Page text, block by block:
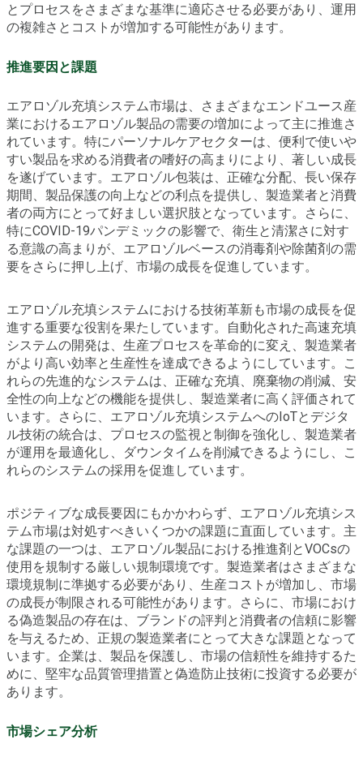
とプロセスをさまざまな基準に適応させる必要があり、運用
の複雑さとコストが増加する可能性があります。
推進要因と課題
エアロゾル充填システム市場は、さまざまなエンドユース産
業におけるエアロゾル製品の需要の増加によって主に推進さ
れています。特にパーソナルケアセクターは、便利で使いや
すい製品を求める消費者の嗜好の高まりにより、著しい成長
を遂げています。エアロゾル包装は、正確な分配、長い保存
期間、製品保護の向上などの利点を提供し、製造業者と消費
者の両方にとって好ましい選択肢となっています。さらに、
特にCOVID-19パンデミックの影響で、衛生と清潔さに対す
る意識の高まりが、エアロゾルベースの消毒剤や除菌剤の需
要をさらに押し上げ、市場の成長を促進しています。
エアロゾル充填システムにおける技術革新も市場の成長を促
進する重要な役割を果たしています。自動化された高速充填
システムの開発は、生産プロセスを革命的に変え、製造業者
がより高い効率と生産性を達成できるようにしています。こ
れらの先進的なシステムは、正確な充填、廃棄物の削減、安
全性の向上などの機能を提供し、製造業者に高く評価されて
います。さらに、エアロゾル充填システムへのIoTとデジタ
ル技術の統合は、プロセスの監視と制御を強化し、製造業者
が運用を最適化し、ダウンタイムを削減できるようにし、こ
れらのシステムの採用を促進しています。
ポジティブな成長要因にもかかわらず、エアロゾル充填シス
テム市場は対処すべきいくつかの課題に直面しています。主
な課題の一つは、エアロゾル製品における推進剤とVOCsの
使用を規制する厳しい規制環境です。製造業者はさまざまな
環境規制に準拠する必要があり、生産コストが増加し、市場
の成長が制限される可能性があります。さらに、市場におけ
る偽造製品の存在は、ブランドの評判と消費者の信頼に影響
を与えるため、正規の製造業者にとって大きな課題となって
います。企業は、製品を保護し、市場の信頼性を維持するた
めに、堅牢な品質管理措置と偽造防止技術に投資する必要が
あります。
市場シェア分析